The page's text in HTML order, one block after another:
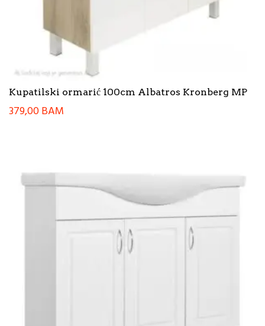
Kupatilski ormarić 100cm Albatros Kronberg MP
379,00BAM